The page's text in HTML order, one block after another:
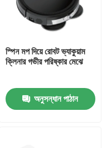
স্পিন মপ দিয়ে রোবট ভ্যাকুয়াম
ক্লিনার গভীর পরিষ্কার মেঝে
অনুসন্ধান পাঠান